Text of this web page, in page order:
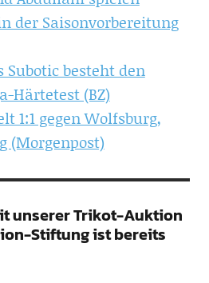
der Saisonvorbereitung
Subotic besteht den
Härtetest (BZ)
1:1 gegen Wolfsburg,
(Morgenpost)
unserer Trikot-Auktion
Stiftung ist bereits